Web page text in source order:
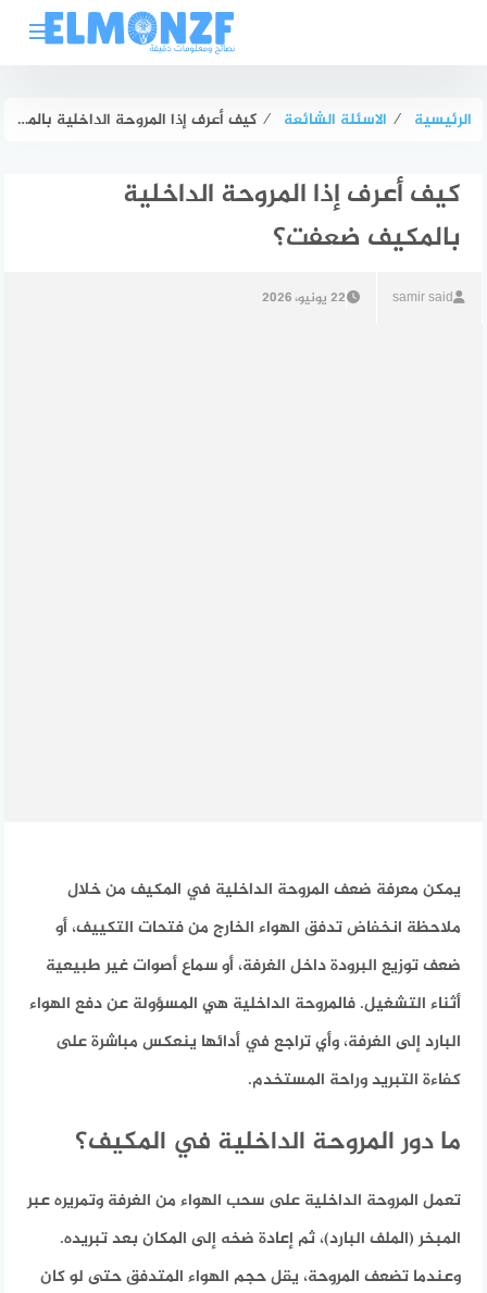
الرئيسية ⁄ الاسئلة الشائعة ⁄ كيف أعرف إذا المروحة الداخلية بالمكيف ضعفت؟
كيف أعرف إذا المروحة الداخلية
بالمكيف ضعفت؟
samir said 22 يونيو، 2026
يمكن معرفة ضعف المروحة الداخلية في المكيف من خلال
ملاحظة انخفاض تدفق الهواء الخارج من فتحات التكييف، أو
ضعف توزيع البرودة داخل الغرفة، أو سماع أصوات غير طبيعية
أثناء التشغيل. فالمروحة الداخلية هي المسؤولة عن دفع الهواء
البارد إلى الغرفة، وأي تراجع في أدائها ينعكس مباشرة على
كفاءة التبريد وراحة المستخدم.
ما دور المروحة الداخلية في المكيف؟
تعمل المروحة الداخلية على سحب الهواء من الغرفة وتمريره عبر
المبخر (الملف البارد)، ثم إعادة ضخه إلى المكان بعد تبريده.
وعندما تضعف المروحة، يقل حجم الهواء المتدفق حتى لو كان